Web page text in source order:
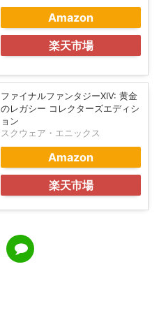
Amazon
楽天市場
ファイナルファンタジーXIV: 黄金
のレガシー コレクターズエディシ
ョン
スクウェア・エニックス
Amazon
楽天市場